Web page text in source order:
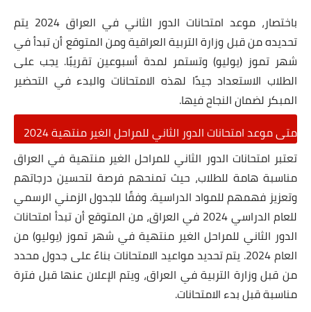
باختصار، موعد امتحانات الدور الثاني في العراق 2024 يتم
تحديده من قبل وزارة التربية العراقية ومن المتوقع أن تبدأ في
شهر تموز (يوليو) وتستمر لمدة أسبوعين تقريبًا. يجب على
الطلاب الاستعداد جيدًا لهذه الامتحانات والبدء في التحضير
المبكر لضمان النجاح فيها.
متى موعد امتحانات الدور الثاني للمراحل الغير منتهية 2024
تعتبر امتحانات الدور الثاني للمراحل الغير منتهية في العراق
مناسبة هامة للطلاب، حيث تمنحهم فرصة لتحسين درجاتهم
وتعزيز فهمهم للمواد الدراسية. وفقًا للجدول الزمني الرسمي
للعام الدراسي 2024 في العراق، من المتوقع أن تبدأ امتحانات
الدور الثاني للمراحل الغير منتهية في شهر تموز (يوليو) من
العام 2024. يتم تحديد مواعيد الامتحانات بناءً على جدول محدد
من قبل وزارة التربية في العراق، ويتم الإعلان عنها قبل فترة
مناسبة قبل بدء الامتحانات.